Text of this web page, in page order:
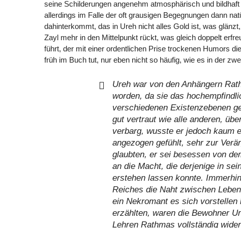
seine Schilderungen angenehm atmosphärisch und
allerdings im Falle der oft grausigen Begegnungen dann
dahinterkommt, das in Ureh nicht alles Gold ist, was
Zayl mehr in den Mittelpunkt rückt, was gleich doppelt
führt, der mit einer ordentlichen Prise trockenen Humors
früh im Buch tut, nur eben nicht so häufig, wie es in der
Ureh war von den Anhängern
worden, da sie das
verschiedenen Existenzebenen
gut vertraut wie alle anderen,
verbarg, wusste er jedoch kaum
angezogen gefühlt, sehr zur
glaubten, er sei besessen von
an die Macht, die derjenige in
erstehen lassen konnte.
Reiches die Naht zwischen
ein Nekromant es sich vorstellen
erzählten, waren die Bewohner
Lehren Rathmas vollständig